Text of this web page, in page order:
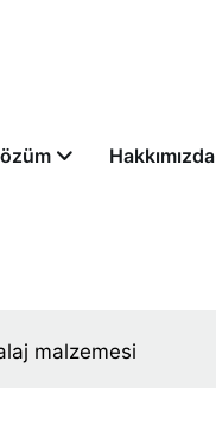
Hakkımızda
malzemesi